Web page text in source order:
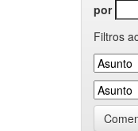
por
Filtros